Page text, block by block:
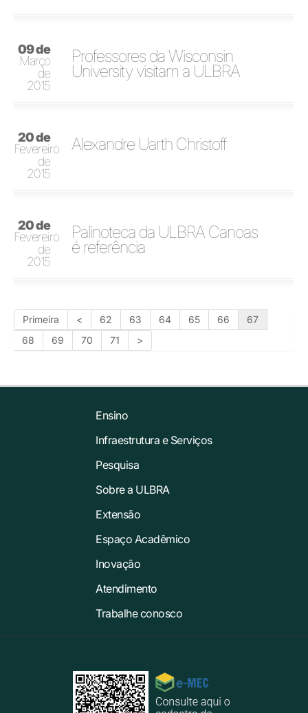
09 de
Março
de
2015
Professores da Wisconsin
University visitam a ULBRA
20 de
Fevereiro
de
2015
Alexandre Uarth Christoff
20 de
Fevereiro
de
2015
Palinoteca da ULBRA Canoas
é referência
Primeira < 62 63 64 65 66
67
68
69 70 71 >
Ensino
Infraestrutura e Serviços
Pesquisa
Sobre a ULBRA
Extensão
Espaço Acadêmico
Inovação
Atendimento
Trabalhe conosco